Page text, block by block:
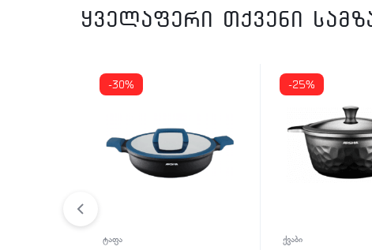
ყველაფერი თქვენი
-30%
ტაფა
-25%
ქვაბი